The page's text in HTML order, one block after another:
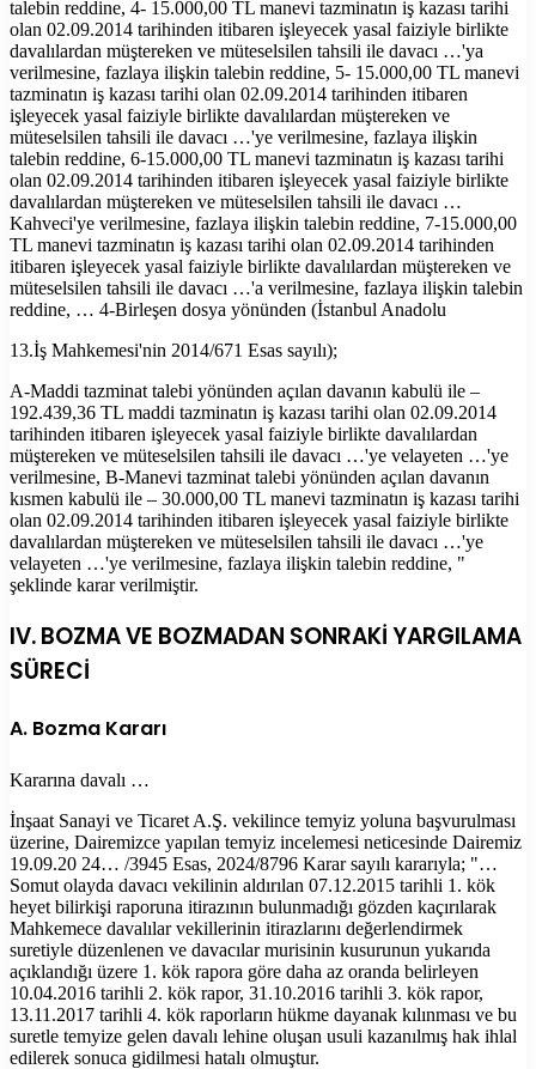
talebin reddine, 4- 15.000,00 TL manevi tazminatın iş kazası tarihi
olan 02.09.2014 tarihinden itibaren işleyecek yasal faiziyle birlikte
davalılardan müştereken ve müteselsilen tahsili ile davacı …'ya
verilmesine, fazlaya ilişkin talebin reddine, 5- 15.000,00 TL manevi
tazminatın iş kazası tarihi olan 02.09.2014 tarihinden itibaren
işleyecek yasal faiziyle birlikte davalılardan müştereken ve
müteselsilen tahsili ile davacı …'ye verilmesine, fazlaya ilişkin
talebin reddine, 6-15.000,00 TL manevi tazminatın iş kazası tarihi
olan 02.09.2014 tarihinden itibaren işleyecek yasal faiziyle birlikte
davalılardan müştereken ve müteselsilen tahsili ile davacı …
Kahveci'ye verilmesine, fazlaya ilişkin talebin reddine, 7-15.000,00
TL manevi tazminatın iş kazası tarihi olan 02.09.2014 tarihinden
itibaren işleyecek yasal faiziyle birlikte davalılardan müştereken ve
müteselsilen tahsili ile davacı …'a verilmesine, fazlaya ilişkin talebin
reddine, … 4-Birleşen dosya yönünden (İstanbul Anadolu
13.İş Mahkemesi'nin 2014/671 Esas sayılı);
A-Maddi tazminat talebi yönünden açılan davanın kabulü ile –
192.439,36 TL maddi tazminatın iş kazası tarihi olan 02.09.2014
tarihinden itibaren işleyecek yasal faiziyle birlikte davalılardan
müştereken ve müteselsilen tahsili ile davacı …'ye velayeten …'ye
verilmesine, B-Manevi tazminat talebi yönünden açılan davanın
kısmen kabulü ile – 30.000,00 TL manevi tazminatın iş kazası tarihi
olan 02.09.2014 tarihinden itibaren işleyecek yasal faiziyle birlikte
davalılardan müştereken ve müteselsilen tahsili ile davacı …'ye
velayeten …'ye verilmesine, fazlaya ilişkin talebin reddine, "
şeklinde karar verilmiştir.
IV. BOZMA VE BOZMADAN SONRAKİ YARGILAMA
SÜRECİ
A. Bozma Kararı
Kararına davalı …
İnşaat Sanayi ve Ticaret A.Ş. vekilince temyiz yoluna başvurulması
üzerine, Dairemizce yapılan temyiz incelemesi neticesinde Dairemiz
19.09.20 24… /3945 Esas, 2024/8796 Karar sayılı kararıyla; "…
Somut olayda davacı vekilinin aldırılan 07.12.2015 tarihli 1. kök
heyet bilirkişi raporuna itirazının bulunmadığı gözden kaçırılarak
Mahkemece davalılar vekillerinin itirazlarını değerlendirmek
suretiyle düzenlenen ve davacılar murisinin kusurunun yukarıda
açıklandığı üzere 1. kök rapora göre daha az oranda belirleyen
10.04.2016 tarihli 2. kök rapor, 31.10.2016 tarihli 3. kök rapor,
13.11.2017 tarihli 4. kök raporların hükme dayanak kılınması ve bu
suretle temyize gelen davalı lehine oluşan usuli kazanılmış hak ihlal
edilerek sonuca gidilmesi hatalı olmuştur.